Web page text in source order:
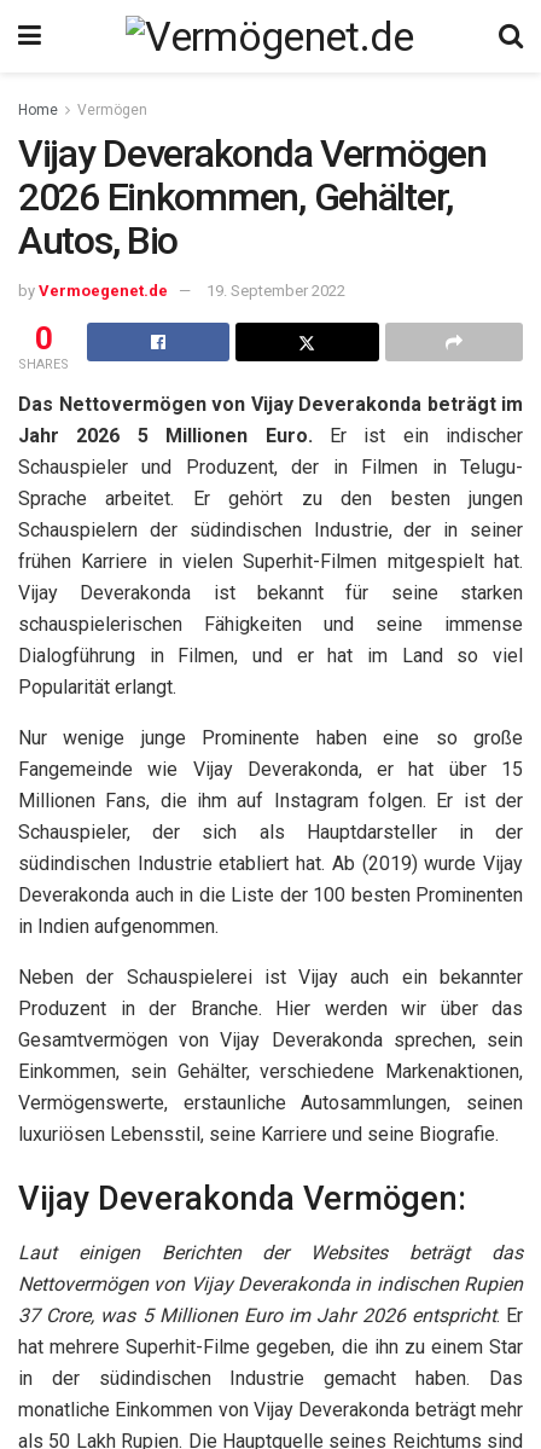
Home Vermögen
Vijay Deverakonda Vermögen
2026 Einkommen, Gehälter,
Autos, Bio
by Vermoegenet.de 19. September 2022
0
SHARES
Das Nettovermögen von Vijay Deverakonda beträgt im
Jahr 2026 5 Millionen Euro. Er ist ein indischer
Schauspieler und Produzent, der in Filmen in Telugu-
Sprache arbeitet. Er gehört zu den besten jungen
Schauspielern der südindischen Industrie, der in seiner
frühen Karriere in vielen Superhit-Filmen mitgespielt hat.
Vijay Deverakonda ist bekannt für seine starken
schauspielerischen Fähigkeiten und seine immense
Dialogführung in Filmen, und er hat im Land so viel
Popularität erlangt.
Nur wenige junge Prominente haben eine so große
Fangemeinde wie Vijay Deverakonda, er hat über 15
Millionen Fans, die ihm auf Instagram folgen. Er ist der
Schauspieler, der sich als Hauptdarsteller in der
südindischen Industrie etabliert hat. Ab (2019) wurde Vijay
Deverakonda auch in die Liste der 100 besten Prominenten
in Indien aufgenommen.
Neben der Schauspielerei ist Vijay auch ein bekannter
Produzent in der Branche. Hier werden wir über das
Gesamtvermögen von Vijay Deverakonda sprechen, sein
Einkommen, sein Gehälter, verschiedene Markenaktionen,
Vermögenswerte, erstaunliche Autosammlungen, seinen
luxuriösen Lebensstil, seine Karriere und seine Biografie.
Vijay Deverakonda Vermögen:
Laut einigen Berichten der Websites beträgt das
Nettovermögen von Vijay Deverakonda in indischen Rupien
37 Crore, was 5 Millionen Euro im Jahr 2026 entspricht. Er
hat mehrere Superhit-Filme gegeben, die ihn zu einem Star
in der südindischen Industrie gemacht haben. Das
monatliche Einkommen von Vijay Deverakonda beträgt mehr
als 50 Lakh Rupien. Die Hauptquelle seines Reichtums sind